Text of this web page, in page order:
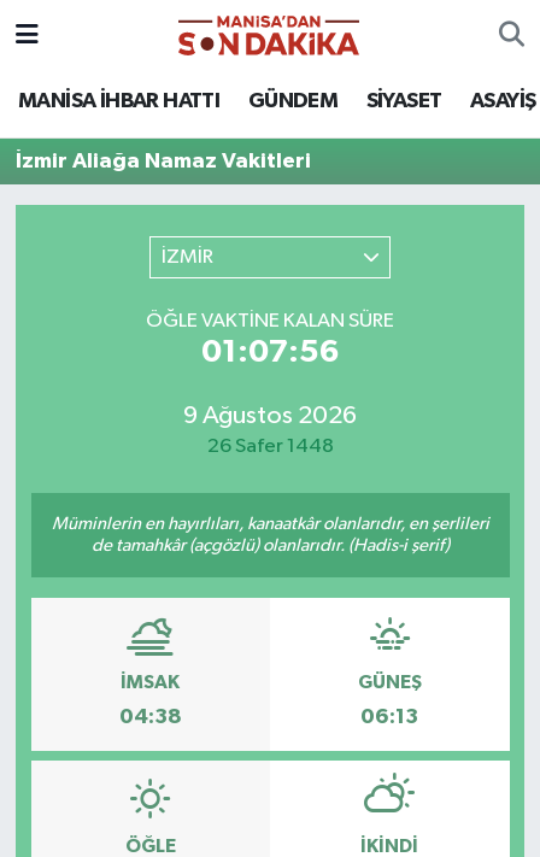
MANİSA İHBAR HATTI GÜNDEM SİYASET ASAYİŞ
İzmir Aliağa Namaz Vakitleri
İZMİR
ÖĞLE VAKTINE KALAN SÜRE
01:07:56
9 Ağustos 2026
26 Safer 1448
Müminlerin en hayırlıları, kanaatkâr olanlarıdır, en şerlileri
de tamahkâr (açgözlü) olanlarıdır. (Hadis-i şerif)
İMSAK
04:38
GÜNEŞ
06:13
ÖĞLE İKINDI
ASAYİŞ
GÜNDEM
MAGAZİN
MANİSA'DA TRAFİK
YAŞAM
GİZLİLİK SÖZLEŞMESİ
İLETİŞİM
Hava Durumu
Trafik Durumu
Tüm Manşetler
Son Dakika Haberleri